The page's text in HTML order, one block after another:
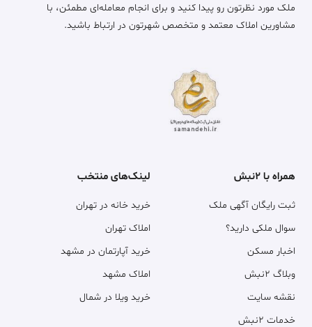
ملک مورد نظرتون رو پیدا کنید و برای انجام معامله‌ای مطمئن، با
مشاورین املاک معتمد و متخصص شهرتون در ارتباط باشید.
همراه با ۲نبش
ثبت رایگان آگهی ملک
سوال ملکی دارید؟
اخبار مسکن
وبلاگ ۲نبش
نقشه سایت
خدمات ۲نبش
لینک‌های منتخب
خرید خانه در تهران
املاک تهران
خرید آپارتمان در مشهد
املاک مشهد
خرید ویلا در شمال